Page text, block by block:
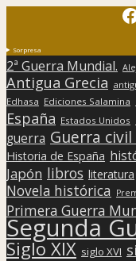
Sorpresa
2ª Guerra Mundial.
Antigua Grecia
Edhasa Ediciones Salamina
España Estados Unidos
guerra Guerra
Historia de España
Japón libros literatura
Novela histórica
Primera Guerra
Segunda
Siglo XIX siglo XVI